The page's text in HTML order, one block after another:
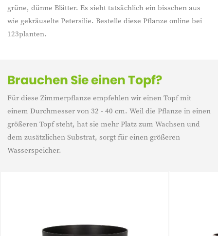
grüne, dünne Blätter. Es sieht tatsächlich ein bisschen aus
wie gekräuselte Petersilie. Bestelle diese Pflanze online bei
123planten.
Brauchen Sie einen Topf?
Für diese Zimmerpflanze empfehlen wir einen Topf mit
einem Durchmesser von 32 - 40 cm. Weil die Pflanze in einen
größeren Topf steht, hat sie mehr Platz zum Wachsen und
dem zusätzlichen Substrat, sorgt für einen größeren
Wasserspeicher.